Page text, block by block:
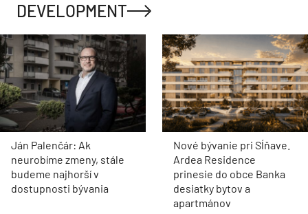
DEVELOPMENT
Ján Palenčár: Ak
neurobíme zmeny, stále
budeme najhorší v
dostupnosti bývania
Nové bývanie pri Sĺňave.
Ardea Residence
prinesie do obce Banka
desiatky bytov a
apartmánov